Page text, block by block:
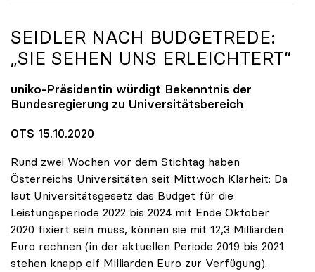
SEIDLER NACH BUDGETREDE:
„SIE SEHEN UNS ERLEICHTERT“
uniko-Präsidentin würdigt Bekenntnis der
Bundesregierung zu Universitätsbereich
OTS 15.10.2020
Rund zwei Wochen vor dem Stichtag haben
Österreichs Universitäten seit Mittwoch Klarheit: Da
laut Universitätsgesetz das Budget für die
Leistungsperiode 2022 bis 2024 mit Ende Oktober
2020 fixiert sein muss, können sie mit 12,3 Milliarden
Euro rechnen (in der aktuellen Periode 2019 bis 2021
stehen knapp elf Milliarden Euro zur Verfügung).